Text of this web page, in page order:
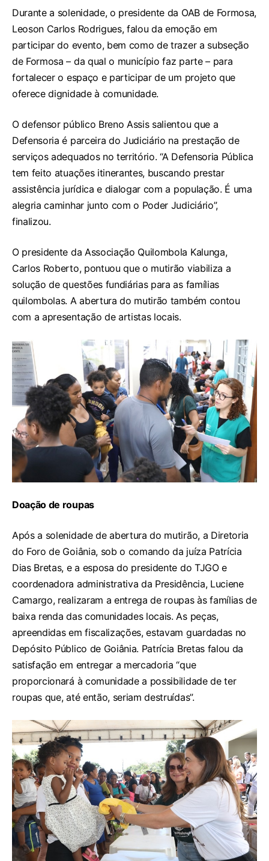
Durante a solenidade, o presidente da OAB de Formosa,
Leoson Carlos Rodrigues, falou da emoção em
participar do evento, bem como de trazer a subseção
de Formosa – da qual o município faz parte – para
fortalecer o espaço e participar de um projeto que
oferece dignidade à comunidade.
O defensor público Breno Assis salientou que a
Defensoria é parceira do Judiciário na prestação de
serviços adequados no território. “A Defensoria Pública
tem feito atuações itinerantes, buscando prestar
assistência jurídica e dialogar com a população. É uma
alegria caminhar junto com o Poder Judiciário”,
finalizou.
O presidente da Associação Quilombola Kalunga,
Carlos Roberto, pontuou que o mutirão viabiliza a
solução de questões fundiárias para as famílias
quilombolas. A abertura do mutirão também contou
com a apresentação de artistas locais.
Doação de roupas
Após a solenidade de abertura do mutirão, a Diretoria
do Foro de Goiânia, sob o comando da juíza Patrícia
Dias Bretas, e a esposa do presidente do TJGO e
coordenadora administrativa da Presidência, Luciene
Camargo, realizaram a entrega de roupas às famílias de
baixa renda das comunidades locais. As peças,
apreendidas em fiscalizações, estavam guardadas no
Depósito Público de Goiânia. Patrícia Bretas falou da
satisfação em entregar a mercadoria “que
proporcionará à comunidade a possibilidade de ter
roupas que, até então, seriam destruídas”.